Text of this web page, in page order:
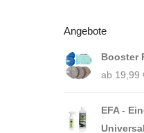
Angebote
Booster
ab 19,99
EFA -